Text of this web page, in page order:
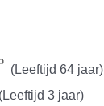
(Leeftijd 64 jaar)
3 jaar)